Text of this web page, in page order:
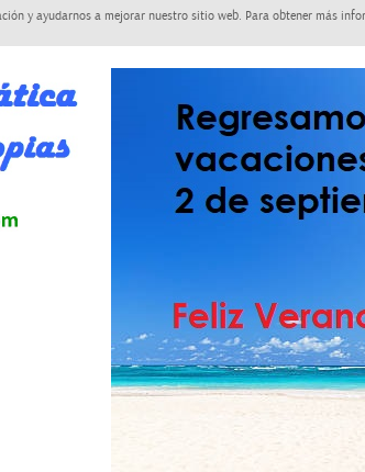
y ayudarnos a mejorar nuestro sitio web. Para obtener más